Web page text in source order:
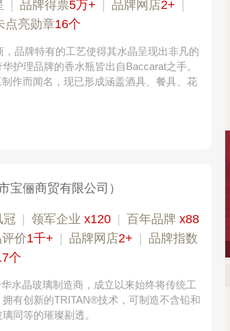
品牌得票5万+ 品牌网店2+
点亮勋章16个
品牌特有的工艺使得其水晶呈现出非凡的
护理品牌的香水瓶皆出自Baccarat之手。
作而闻名，现已形成涵盖酒具、餐具、花
宝俪商贸有限公司）
冠 领军企业 x120 百年品牌 x88
价1千+ 品牌网店2+
品牌指数
个
水晶玻璃制造商，成立以来始终将传统工
有创新的TRITAN®技术，可制造不含铅和
同等的璀璨剔透。
伟业ENF板材 020-84900747